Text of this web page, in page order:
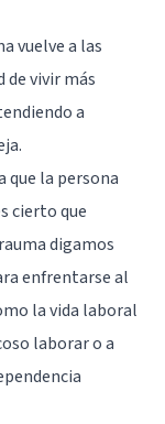
vuelve a las
de vivir más
a
que la persona
cierto que
digamos
enfrentarse al
la vida laboral
laborar o a